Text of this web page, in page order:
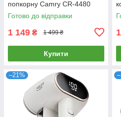
попкорну Camry CR-4480
Готово до відправки
1 149 ₴ 1 499 ₴
Купити
–21%